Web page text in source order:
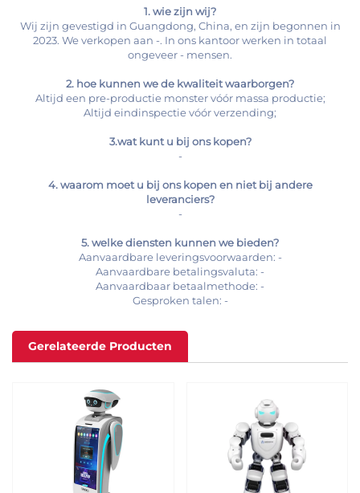
1. wie zijn wij?
Wij zijn gevestigd in Guangdong, China, en zijn begonnen in
2023. We verkopen aan -. In ons kantoor werken in totaal
ongeveer - mensen.
2. hoe kunnen we de kwaliteit waarborgen?
Altijd een pre-productie monster vóór massa productie;
Altijd eindinspectie vóór verzending;
3.wat kunt u bij ons kopen?
-
4. waarom moet u bij ons kopen en niet bij andere
leveranciers?
-
5. welke diensten kunnen we bieden?
Aanvaardbare leveringsvoorwaarden: -
Aanvaardbare betalingsvaluta: -
Aanvaardbaar betaalmethode: -
Gesproken talen: -
Gerelateerde Producten